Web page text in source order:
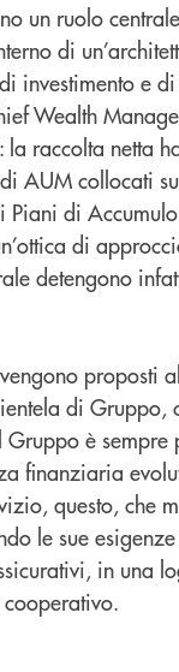
un ruolo
di
investimento e
Wealth
la raccolta netta
AUM collocati
Piani di
di
detengono
proposti
di
Gruppo è
finanziaria
questo, che
le sue
in una